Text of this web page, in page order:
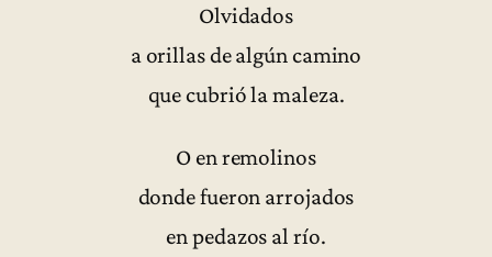
Olvidados
a orillas de algún camino
que cubrió la maleza.
O en remolinos
donde fueron arrojados
en pedazos al río.